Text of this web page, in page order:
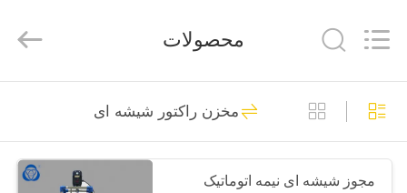
خانه
محصولات
Chemglass
Co.,Ltd.
Reserved.
مخزن راکتور شیشه
ای
محصولات
مخزن راکتور شیشه ای
مجوز شیشه ای نیمه اتوماتیک